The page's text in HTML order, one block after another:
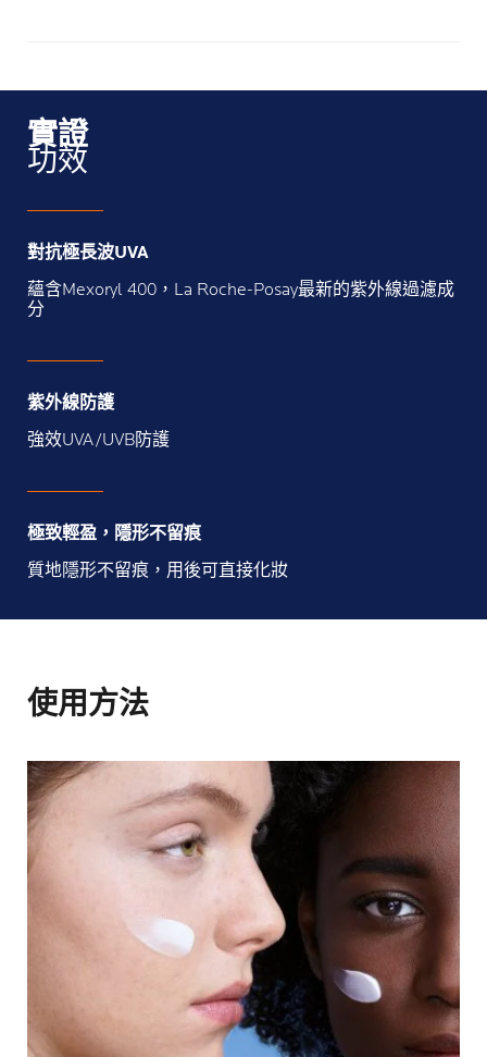
實證
功效
對抗極長波UVA
蘊含Mexoryl 400，La Roche-Posay最新的紫外線過濾成
分
紫外線防護
強效UVA/UVB防護
極致輕盈，隱形不留痕
質地隱形不留痕，用後可直接化妝
使用方法